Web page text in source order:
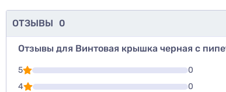
ОТЗЫВЫ 0
Отзывы для Винтовая крышка черная с
5
0
4
0